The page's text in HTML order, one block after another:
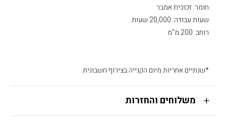
חומר: זכוכית אמבר
שעות עבודה: 20,000 שעות
רוחב: 200 מ"מ
*שנתיים אחריות מיום הקנייה בצירוף חשבונית
משלוחים והחזרות